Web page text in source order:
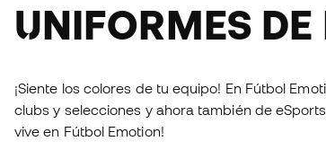
UNIFORMES
¡Siente los colores de tu equipo! En Fútbol
clubs y selecciones y ahora también de
vive en Fútbol Emotion!